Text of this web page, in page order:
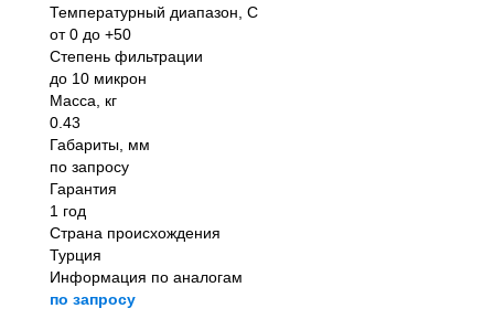
Температурный диапазон, С
от 0 до +50
Степень фильтрации
до 10 микрон
Масса, кг
0.43
Габариты, мм
по запросу
Гарантия
1 год
Страна происхождения
Турция
Информация по аналогам
по запросу